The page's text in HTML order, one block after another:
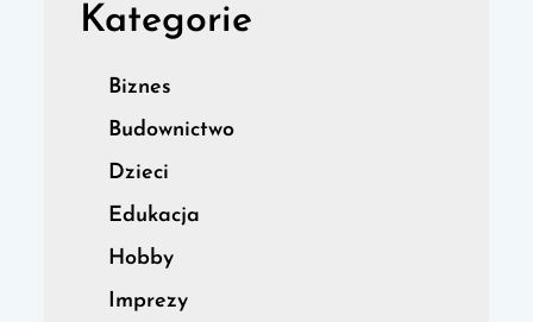
Kategorie
Biznes
Budownictwo
Dzieci
Edukacja
Hobby
Imprezy